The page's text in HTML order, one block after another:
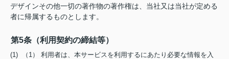
デザインその他一切の著作物の著作権は、当社又は当社が定める
者に帰属するものとします。
第5条（利用契約の締結等）
(1) （1） 利用者は、本サービスを利用するにあたり必要な情報を入